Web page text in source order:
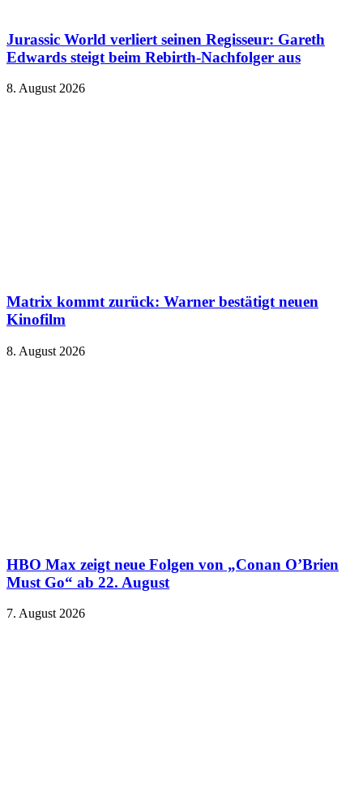
Jurassic World verliert seinen Regisseur: Gareth
Edwards steigt beim Rebirth-Nachfolger aus
8. August 2026
Matrix kommt zurück: Warner bestätigt neuen
Kinofilm
8. August 2026
HBO Max zeigt neue Folgen von „Conan O’Brien
Must Go“ ab 22. August
7. August 2026